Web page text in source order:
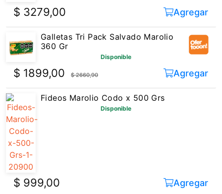
$ 3279,00 Agregar
Galletas Tri Pack Salvado Marolio
360 Gr
Disponible
$ 1899,00 $ 2660,90 Agregar
Fideos Marolio Codo x 500 Grs
Disponible
$ 999,00 Agregar